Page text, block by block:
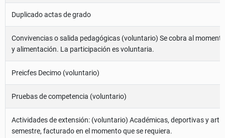
Duplicado actas de grado
Convivencias o salida pedagógicas (voluntario) Se cobra al
y alimentación. La participación es voluntaria.
Preicfes Decimo (voluntario)
Pruebas de competencia (voluntario)
Actividades de extensión: (voluntario) Académicas, deportivas y
semestre, facturado en el momento que se requiera.